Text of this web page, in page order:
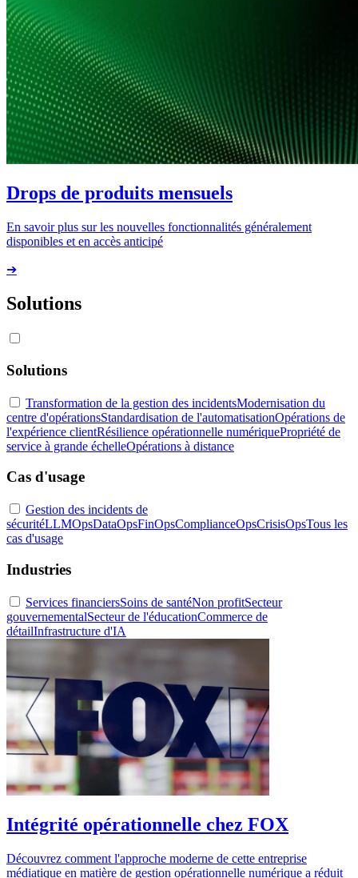
Drops de produits mensuels
En savoir plus sur les nouvelles fonctionnalités généralement
disponibles et en accès anticipé
➔
Solutions
Solutions
Transformation de la gestion des incidentsModernisation du
centre d'opérationsStandardisation de l'automatisationOpérations de
l'expérience clientRésilience opérationnelle numériquePropriété de
service à grande échelleOpérations à distance
Cas d'usage
Gestion des incidents de
sécuritéLLMOpsDataOpsFinOpsComplianceOpsCrisisOpsTous les
cas d'usage
Industries
Services financiersSoins de santéNon profitSecteur
gouvernementalSecteur de l'éducationCommerce de
détailInfrastructure d'IA
Intégrité opérationnelle chez FOX
Découvrez comment l'approche moderne de cette entreprise
médiatique en matière de gestion opérationnelle numérique a réduit